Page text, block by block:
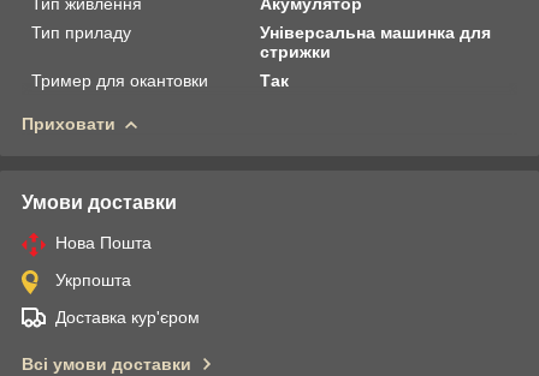
Тип приладу
Універсальна машинка для
стрижки
Тример для окантовки
Так
Приховати
Умови доставки
Нова Пошта
Укрпошта
Доставка кур'єром
Всі умови доставки